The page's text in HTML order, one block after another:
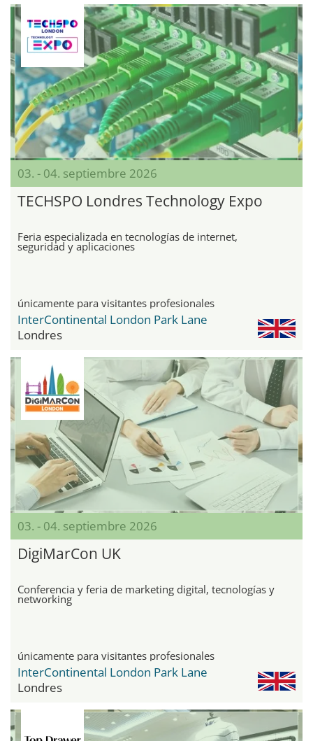
03. - 04. septiembre 2026
TECHSPO Londres Technology Expo
Feria especializada en tecnologías de internet,
seguridad y aplicaciones
únicamente para visitantes profesionales
InterContinental London Park Lane
Londres
03. - 04. septiembre 2026
DigiMarCon UK
Conferencia y feria de marketing digital, tecnologías y
networking
únicamente para visitantes profesionales
InterContinental London Park Lane
Londres